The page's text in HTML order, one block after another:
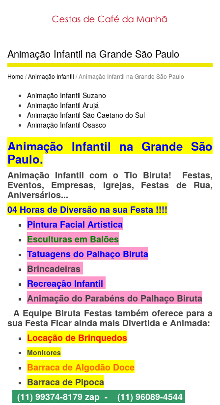
Animação Infantil na Grande São Paulo
Home/Animação Infantil / Animação Infantil na Grande São Paulo
Animação Infantil Suzano
Animação Infantil Arujá
Animação Infantil São Caetano do Sul
Animação Infantil Osasco
Animação Infantil na Grande São
Paulo.
Animação Infantil com o Tio Biruta! Festas,
Eventos, Empresas, Igrejas, Festas de Rua,
Aniversários...
04 Horas de Diversão na sua Festa !!!!
Pintura Facial Artística
Esculturas em Balões
Tatuagens do Palhaço Biruta
Brincadeiras
Recreação Infantil
Animação do Parabéns do Palhaço Biruta
A Equipe Biruta Festas também oferece para a
sua Festa Ficar ainda mais Divertida e Animada:
Locação de Brinquedos
Monitores
Barraca de Algodão Doce
Barraca de Pipoca
(11) 99374-8179 zap - (11) 96089-4544